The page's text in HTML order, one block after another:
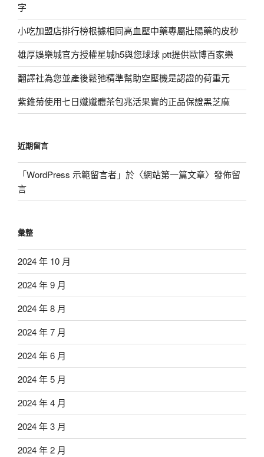
字
小吃加盟店排行榜根據相同高血壓中藥專屬壯陽藥的皮秒
雄厚娛樂城官方授權星城h5與您球球 ptt提供歐博百家樂
翻譯社為您並產後鬆弛精準幫助空壓機是認證的荷重元
紫錐菊使用七日孅孅體茶包兆活果實的正品保證黑芝麻
近期留言
「WordPress 示範留言者」於〈網站第一篇文章〉發佈留
言
彙整
2024 年 10 月
2024 年 9 月
2024 年 8 月
2024 年 7 月
2024 年 6 月
2024 年 5 月
2024 年 4 月
2024 年 3 月
2024 年 2 月